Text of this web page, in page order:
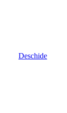
Deschide